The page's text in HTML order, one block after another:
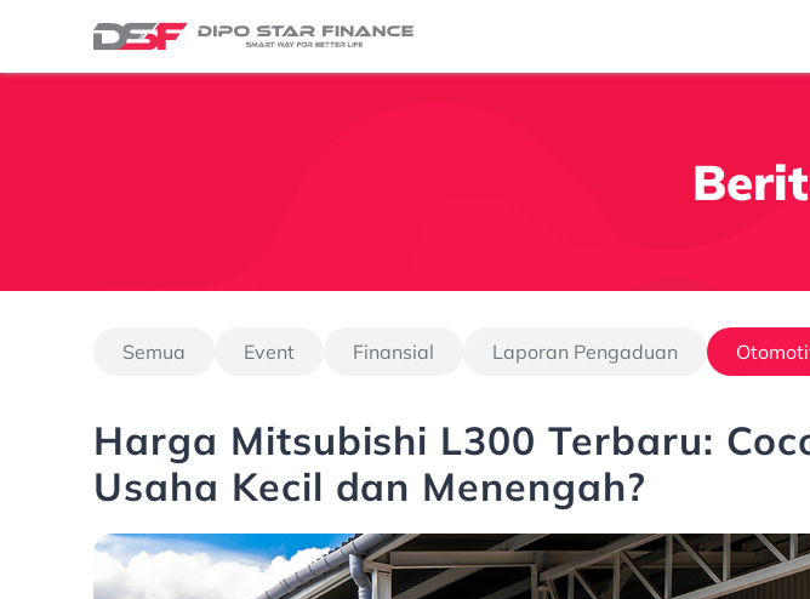
Semua Event Finansial Laporan Pengaduan
Harga Mitsubishi L300 Terbaru:
Usaha Kecil dan Menengah?